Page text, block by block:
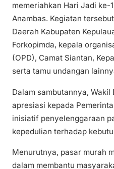
memeriahkan Hari Jadi ke-
Anambas. Kegiatan
Daerah Kabupaten
Forkopimda, kepala
(OPD), Camat Siantan,
serta tamu undangan
Dalam sambutannya,
apresiasi kepada
inisiatif penyelenggaraan
kepedulian terhadap
Menurutnya, pasar murah
dalam membantu